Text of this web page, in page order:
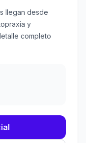
llegan desde
y
completo